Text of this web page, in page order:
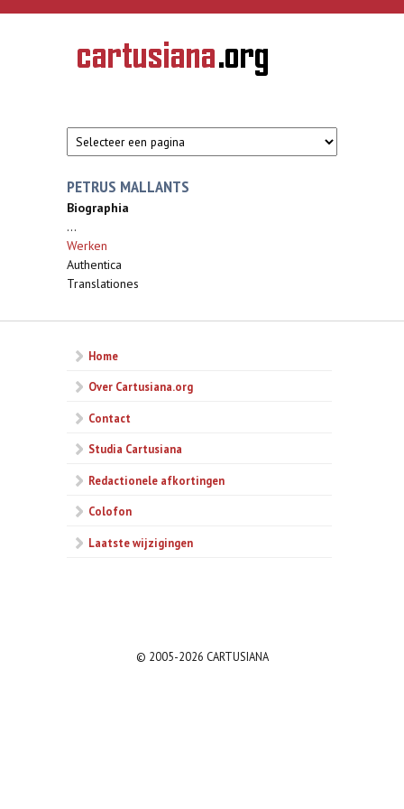
Overslaan en naar de inhoud gaan
CARTUSIANA
Geschiedenis
van de
PETRUS MALLANTS
Biographia
...
Werken
Authentica
Translationes
Home
Over Cartusiana.org
Contact
Studia Cartusiana
Redactionele afkortingen
Colofon
Laatste wijzigingen
© 2005-2026 CARTUSIANA